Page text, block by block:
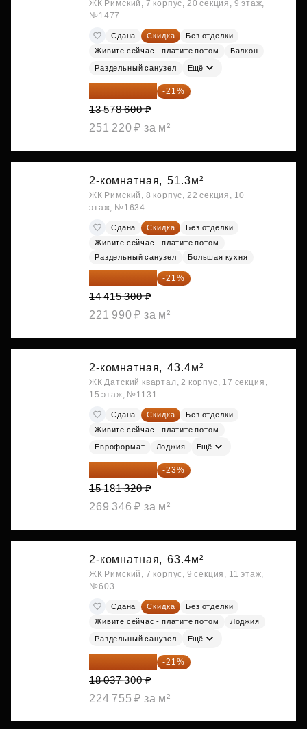
ЖК Римский, 7 корпус, 20 секция, 9 этаж,
№1477
Сдана Скидка
Без отделки
Живите сейчас - платите потом
Балкон
Раздельный санузел Ещё
10 727 094 ₽ -21%
13 578 600 ₽
251 220 ₽ за м²
2-комнатная, 51.3м²
ЖК Римский, 8 корпус, 22 секция, 10
этаж, №1634
Сдана Скидка
Без отделки
Живите сейчас - платите потом
Раздельный санузел
Большая кухня
11 388 087 ₽ -21%
14 415 300 ₽
221 990 ₽ за м²
2-комнатная, 43.4м²
ЖК Датский квартал, 2 корпус, 17 секция,
15 этаж, №1131
Сдана Скидка
Без отделки
Живите сейчас - платите потом
Евроформат Лоджия Ещё
11 689 616 ₽ -23%
15 181 320 ₽
269 346 ₽ за м²
2-комнатная, 63.4м²
ЖК Римский, 7 корпус, 9 секция, 11 этаж,
№603
Сдана Скидка
Без отделки
Живите сейчас - платите потом
Лоджия
Раздельный санузел Ещё
14 249 467 ₽ -21%
18 037 300 ₽
224 755 ₽ за м²